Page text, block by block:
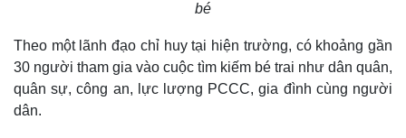
bé
Theo một lãnh đạo chỉ huy tại hiện trường, có khoảng gần
30 người tham gia vào cuộc tìm kiếm bé trai như dân quân,
quân sự, công an, lực lượng PCCC, gia đình cùng người
dân.